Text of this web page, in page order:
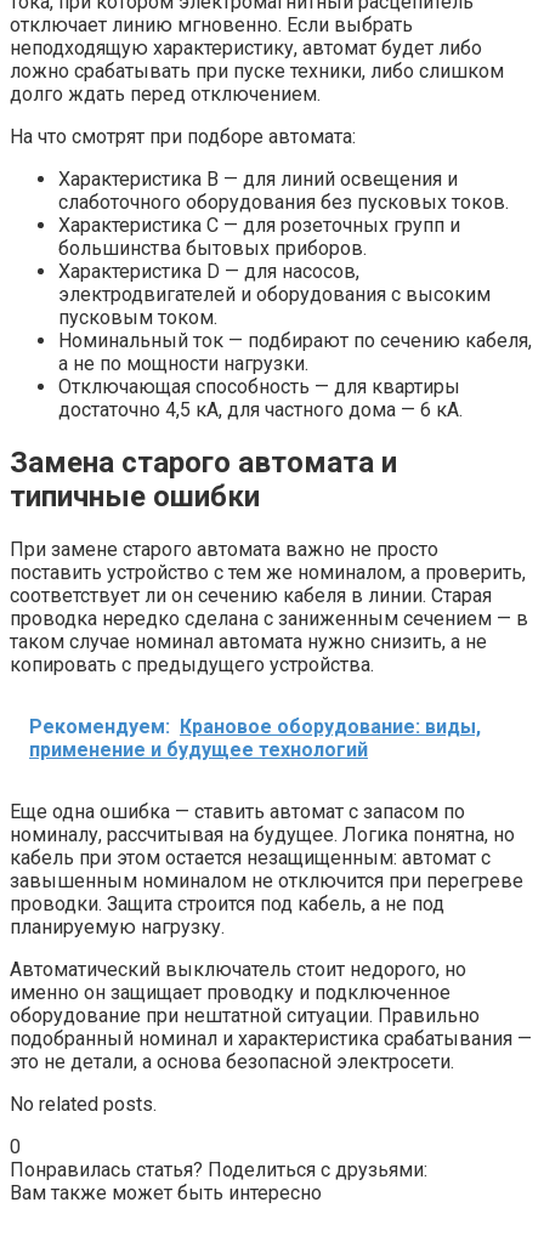
отключает линию мгновенно. Если выбрать
неподходящую характеристику, автомат будет либо
ложно срабатывать при пуске техники, либо слишком
долго ждать перед отключением.
На что смотрят при подборе автомата:
Характеристика B — для линий освещения и
слаботочного оборудования без пусковых токов.
Характеристика C — для розеточных групп и
большинства бытовых приборов.
Характеристика D — для насосов,
электродвигателей и оборудования с высоким
пусковым током.
Номинальный ток — подбирают по сечению кабеля,
а не по мощности нагрузки.
Отключающая способность — для квартиры
достаточно 4,5 кА, для частного дома — 6 кА.
Замена старого автомата и
типичные ошибки
При замене старого автомата важно не просто
поставить устройство с тем же номиналом, а проверить,
соответствует ли он сечению кабеля в линии. Старая
проводка нередко сделана с заниженным сечением — в
таком случае номинал автомата нужно снизить, а не
копировать с предыдущего устройства.
Рекомендуем:
Крановое оборудование: виды,
применение и будущее технологий
Еще одна ошибка — ставить автомат с запасом по
номиналу, рассчитывая на будущее. Логика понятна, но
кабель при этом остается незащищенным: автомат с
завышенным номиналом не отключится при перегреве
проводки. Защита строится под кабель, а не под
планируемую нагрузку.
Автоматический выключатель стоит недорого, но
именно он защищает проводку и подключенное
оборудование при нештатной ситуации. Правильно
подобранный номинал и характеристика срабатывания —
это не детали, а основа безопасной электросети.
No related posts.
0
Понравилась статья? Поделиться с друзьями:
Вам также может быть интересно